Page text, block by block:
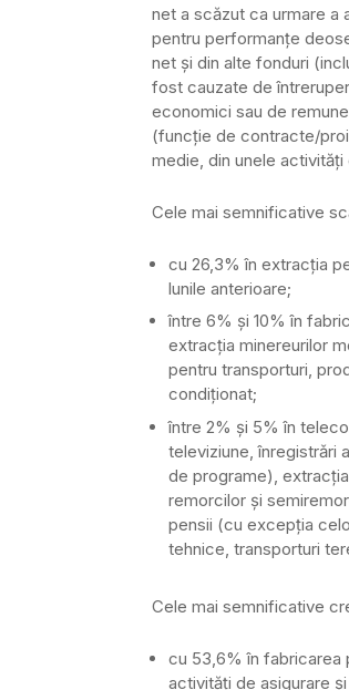
net a scăzut ca urmare a
pentru performanţe
net şi din alte fonduri
fost cauzate de
economici sau de
(funcţie de contracte/
medie, din unele
Cele mai semnificative
cu 26,3% în extracţia
lunile anterioare;
între 6% şi 10% în
extracţia minereurilor
pentru transporturi,
condiţionat;
între 2% şi 5% în
televiziune, înregistrǎri
de programe),
remorcilor şi
pensii (cu excepţia
tehnice, transporturi
Cele mai semnificative
cu 53,6% în fabricarea
activităţi de asigurare